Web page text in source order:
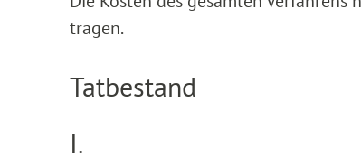
tragen.
Tatbestand
I.